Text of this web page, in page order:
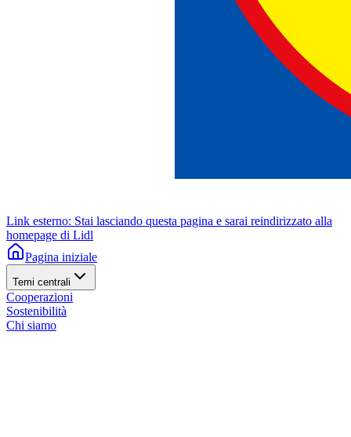
Link esterno: Stai lasciando questa pagina e sarai reindirizzato alla
homepage di Lidl
Pagina iniziale
Temi centrali
Cooperazioni
Sostenibilità
Chi siamo